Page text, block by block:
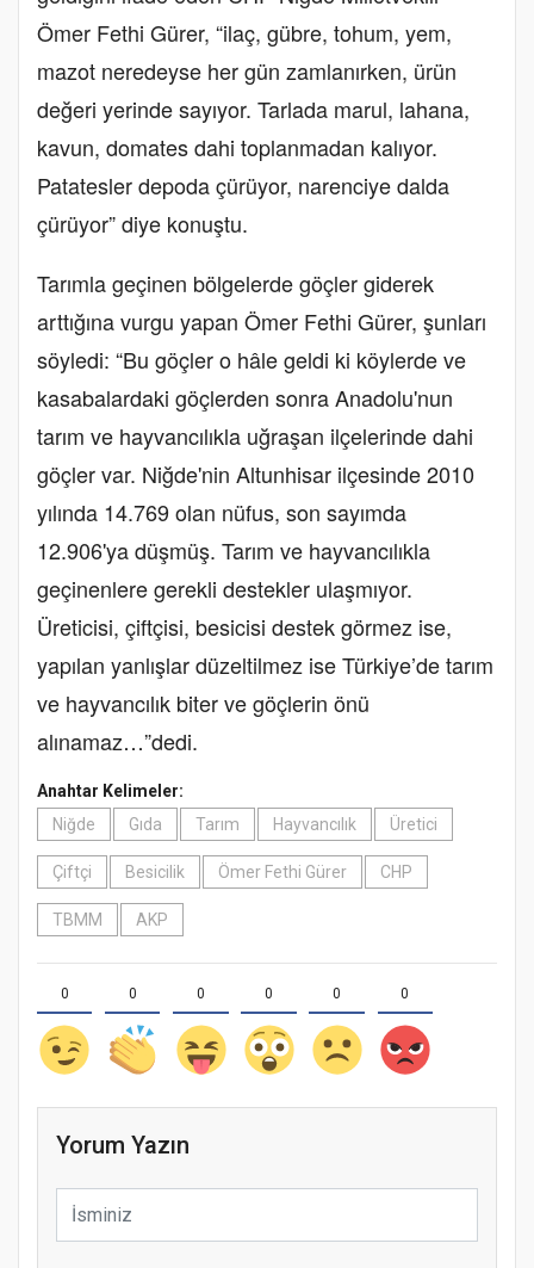
Ömer Fethi Gürer, “ilaç, gübre, tohum, yem,
mazot neredeyse her gün zamlanırken, ürün
değeri yerinde sayıyor. Tarlada marul, lahana,
kavun, domates dahi toplanmadan kalıyor.
Patatesler depoda çürüyor, narenciye dalda
çürüyor” diye konuştu.
Tarımla geçinen bölgelerde göçler giderek
arttığına vurgu yapan Ömer Fethi Gürer, şunları
söyledi: “Bu göçler o hâle geldi ki köylerde ve
kasabalardaki göçlerden sonra Anadolu'nun
tarım ve hayvancılıkla uğraşan ilçelerinde dahi
göçler var. Niğde'nin Altunhisar ilçesinde 2010
yılında 14.769 olan nüfus, son sayımda
12.906'ya düşmüş. Tarım ve hayvancılıkla
geçinenlere gerekli destekler ulaşmıyor.
Üreticisi, çiftçisi, besicisi destek görmez ise,
yapılan yanlışlar düzeltilmez ise Türkiye’de tarım
ve hayvancılık biter ve göçlerin önü
alınamaz…”dedi.
Anahtar Kelimeler:
Niğde
Gıda Tarım Hayvancılık Üretici
Çiftçi Besicilik Ömer Fethi Gürer CHP
TBMM AKP
0 0 0 0 0 0
Yorum Yazın